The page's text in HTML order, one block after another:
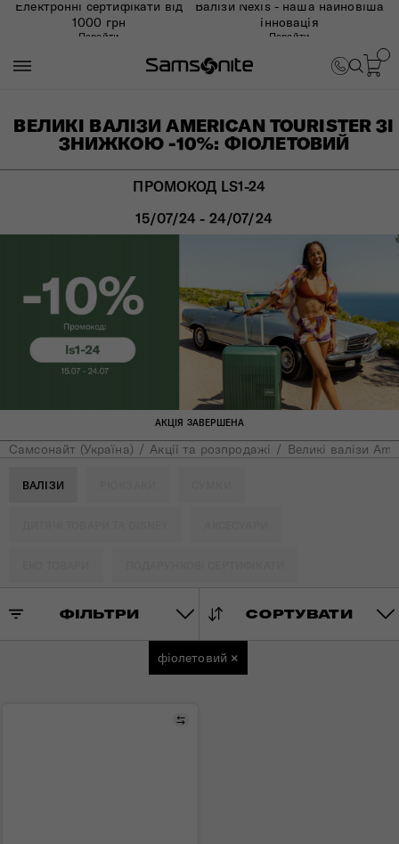
Електронні сертифікати від
1000 грн
Перейти
Валізи Nexis - наша найновіша
інновація
Перейти
ВЕЛИКІ ВАЛІЗИ AMERICAN TOURISTER ЗІ
ЗНИЖКОЮ -10%: ФІОЛЕТОВИЙ
ПРОМОКОД LS1-24
15/07/24 - 24/07/24
АКЦІЯ ЗАВЕРШЕНА
Самсонайт (Україна) Акції та розпродажі Великі валізи
ВАЛІЗИ
ФІЛЬТРИ СОРТУВАТИ
фіолетовий ×
Порівняти